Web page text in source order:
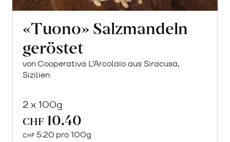
«Tuono» Salzmandeln
geröstet
von Cooperativa L’Arcolaio aus Siracusa,
Sizilien
2 x 100g
CHF 10.40
CHF 5.20 pro 100g